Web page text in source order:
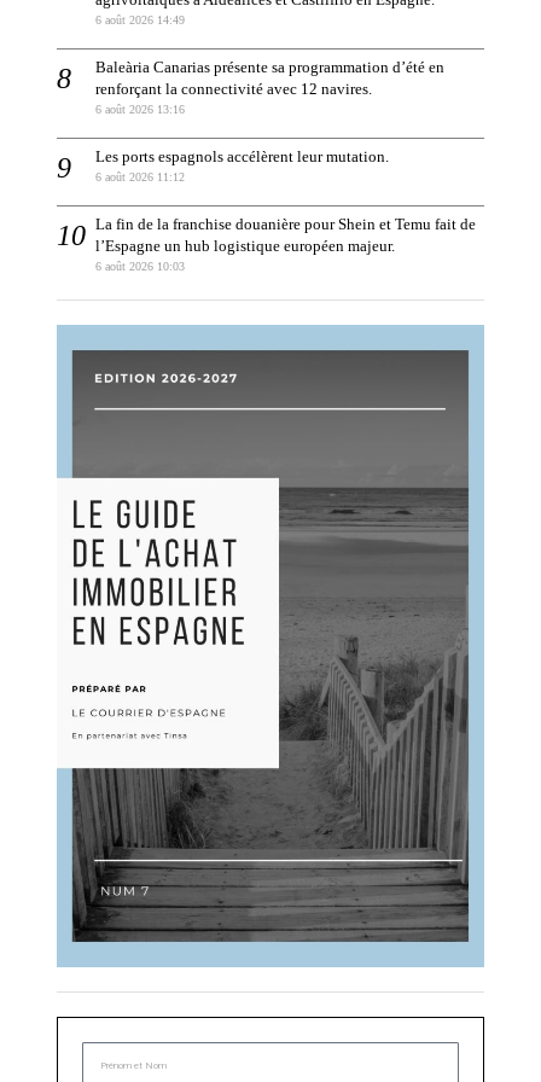
6 août 2026 14:49
Baleària Canarias présente sa programmation d’été en
renforçant la connectivité avec 12 navires.
6 août 2026 13:16
Les ports espagnols accélèrent leur mutation.
6 août 2026 11:12
La fin de la franchise douanière pour Shein et Temu fait de
l’Espagne un hub logistique européen majeur.
6 août 2026 10:03